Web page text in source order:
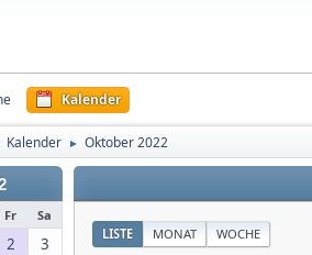
Kalender
Kalender ► Oktober 2022
Fr Sa
2
3
LISTE MONAT WOCHE